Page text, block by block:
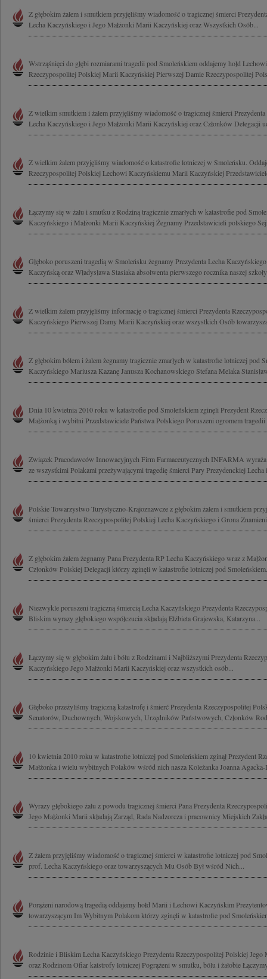
Z głębokim żalem i smutkiem przyjęliśmy wiadomość o tragicznej śmierci
Lecha Kaczyńskiego i Jego Małżonki Marii Kaczyńskiej oraz Wszystkich Osób...
Wstrząśnięci do głębi rozmiarami tragedii pod Smoleńskiem oddajemy hołd
Rzeczypospolitej Polskiej Marii Kaczyńskiej Pierwszej Damie Rzeczypospolitej
Z wielkim smutkiem i żalem przyjęliśmy wiadomość o tragicznej śmierci
Lecha Kaczyńskiego i Jego Małżonki Marii Kaczyńskiej oraz Członków Delegacji
Z wielkim żalem przyjęliśmy wiadomość o katastrofie lotniczej w Smoleńsku.
Rzeczypospolitej Polskiej Lechowi Kaczyńskiemu Marii Kaczyńskiej
Łączymy się w żalu i smutku z Rodziną tragicznie zmarłych w katastrofie pod
Kaczyńskiego i Małżonki Marii Kaczyńskiej Żegnamy Przedstawicieli polskiego
Głęboko poruszeni tragedią w Smoleńsku żegnamy Prezydenta Lecha
Kaczyńską oraz Władysława Stasiaka absolwenta pierwszego rocznika naszej
Z wielkim żalem przyjęliśmy informację o tragicznej śmierci Prezydenta
Kaczyńskiego Pierwszej Damy Marii Kaczyńskiej oraz wszystkich Osób
Z głębokim bólem i żalem żegnamy tragicznie zmarłych w katastrofie lotniczej pod
Kaczyńskiego Mariusza Kazanę Janusza Kochanowskiego Stefana Melaka
Dnia 10 kwietnia 2010 roku w katastrofie pod Smoleńskiem zginęli Prezydent
Małżonką i wybitni Przedstawiciele Państwa Polskiego Poruszeni ogromem tragedii
Związek Pracodawców Innowacyjnych Firm Farmaceutycznych INFARMA wyraża
ze wszystkimi Polakami przeżywającymi tragedię śmierci Pary Prezydenckiej
Polskie Towarzystwo Turystyczno-Krajoznawcze z głębokim żalem i smutkiem
śmierci Prezydenta Rzeczypospolitej Polskiej Lecha Kaczyńskiego i Grona
Z głębokim żalem żegnamy Pana Prezydenta RP Lecha Kaczyńskiego wraz z
Członków Polskiej Delegacji którzy zginęli w katastrofie lotniczej pod
Niezwykle poruszeni tragiczną śmiercią Lecha Kaczyńskiego Prezydenta
Bliskim wyrazy głębokiego współczucia składają Elżbieta Grajewska, Katarzyna...
Łączymy się w głębokim żalu i bólu z Rodzinami i Najbliższymi Prezydenta
Kaczyńskiego Jego Małżonki Marii Kaczyńskiej oraz wszystkich osób...
Głęboko przeżyliśmy tragiczną katastrofę i śmierć Prezydenta Rzeczypospolitej
Senatorów, Duchownych, Wojskowych, Urzędników Państwowych, Członków
10 kwietnia 2010 roku w katastrofie lotniczej pod Smoleńskiem zginął Prezydent
Małżonka i wielu wybitnych Polaków wśród nich nasza Koleżanka Joanna Agacka-
Wyrazy głębokiego żalu z powodu tragicznej śmierci Pana Prezydenta
Jego Małżonki Marii składają Zarząd, Rada Nadzorcza i pracownicy Miejskich
Z żalem przyjęliśmy wiadomość o tragicznej śmierci w katastrofie lotniczej pod
prof. Lecha Kaczyńskiego oraz towarzyszących Mu Osób Był wśród Nich...
Porążeni narodową tragedią oddajemy hołd Marii i Lechowi Kaczyńskim
towarzyszącym Im Wybitnym Polakom którzy zginęli w katastrofie pod
Rodzinie i Bliskim Lecha Kaczyńskiego Prezydenta Rzeczypospolitej Polskiej
oraz Rodzinom Ofiar katstrofy lotniczej Pogrążeni w smutku, bólu i żałobie